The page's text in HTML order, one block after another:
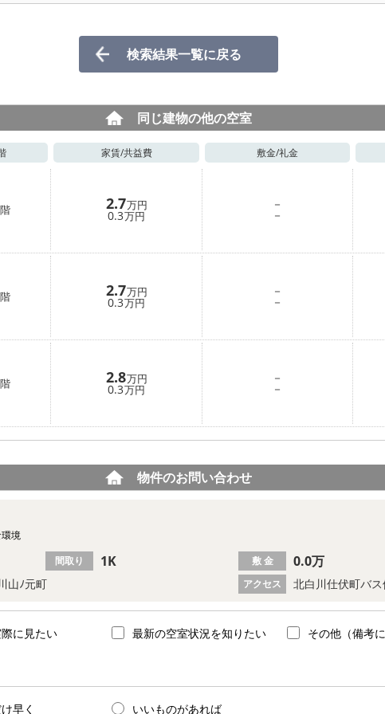
検索結果一覧に戻る
同じ建物の他の空室
家賃/共益費 敷金/礼金
階 2.7万円
0.3万円
－
－
階 2.7万円
0.3万円
－
－
階 2.8万円
0.3万円
－
－
物件のお問い合わせ
境
山ﾉ元町 アクセス 北白川仕伏町バ
間取り 1K 敷 金 0.0万
に見たい 最新の空室状況を知りたい その他（備考
早く いいものがあれば